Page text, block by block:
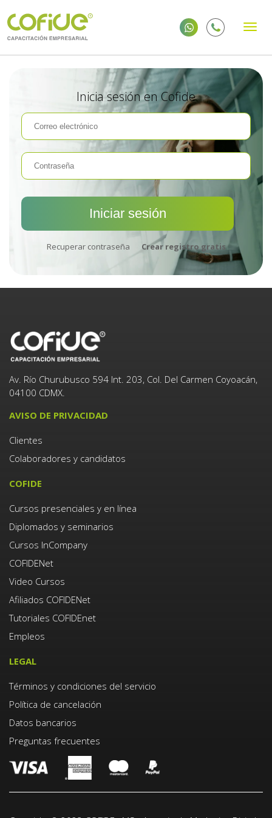
Inicia sesión en Cofide
Recuperar contraseña Crear registro gratis
Av. Río Churubusco 594 Int. 203, Col. Del Carmen Coyoacán,
04100 CDMX.
AVISO DE PRIVACIDAD
Clientes
Colaboradores y candidatos
COFIDE
Cursos presenciales y en línea
Diplomados y seminarios
Cursos InCompany
COFIDENet
Video Cursos
Afiliados COFIDENet
Tutoriales COFIDEnet
Empleos
LEGAL
Términos y condiciones del servicio
Política de cancelación
Datos bancarios
Preguntas frecuentes